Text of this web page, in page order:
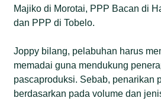
Majiko di Morotai, PPP Bacan di
dan PPP di Tobelo.
Joppy bilang, pelabuhan harus
memadai guna mendukung
pascaproduksi. Sebab, penarikan
berdasarkan pada volume dan